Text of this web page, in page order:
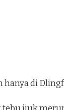
di